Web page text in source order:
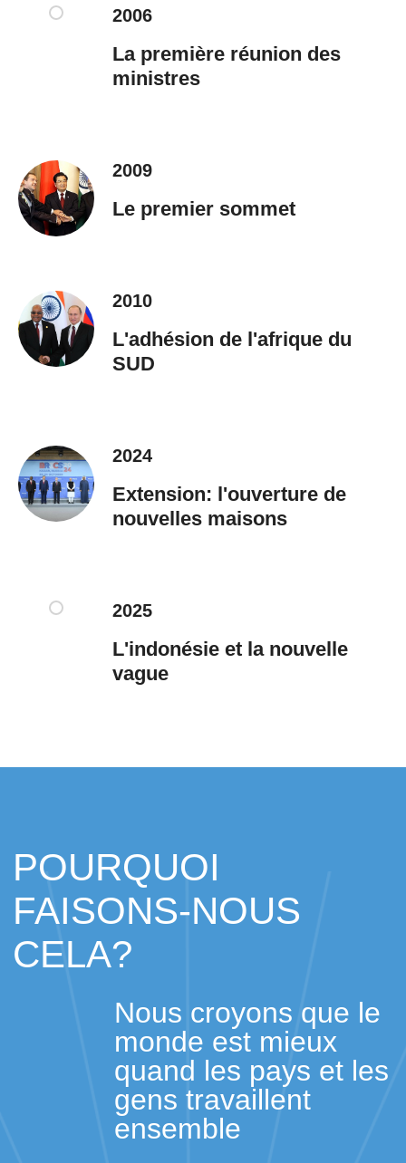
2006
La première réunion des
ministres
2009
Le premier sommet
2010
L'adhésion de l'afrique du
SUD
2024
Extension: l'ouverture de
nouvelles maisons
2025
L'indonésie et la nouvelle
vague